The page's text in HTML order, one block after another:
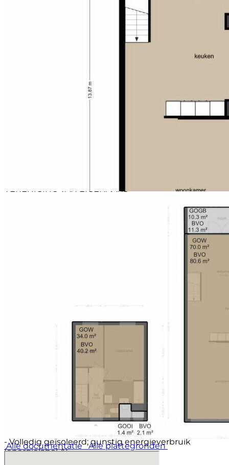
Westers, Harbour Club Oost, Lloyd Hotel, café De Zuid,
Pepe Nero en Kanis en Meiland lokken veel
bezoekers en geeft het eiland een levendig karakter.
Voor de dagelijkse boodschappen ligt winkelcentrum
Brazilië op enkele fietsminuten (met o.a. een Albert
Heijn, Jumbo, Hema, Kruidvat, Etos, Bruna, Grape
etc.) van het appartement en de warme bakker zit op
de hoek van de KNSM-LAAN. Langs ’t IJ is het
ongeveer 15 minuten fietsen om de binnenstad te
minuten fietsen. Een bushalte bevindt zich op 50m
parkeerplaatsen. Binnen de actieve VvE Diogenes
wordt op regelmatige basis vergaderd en onderhoud
verricht. Het beheer wordt verzorgd door Mijn
Huishouding. Er is een MJOP, huishoudelijk
reglement en het saldo van de reserveringen
maandelijkse servicekosten bedragen € 303,75,-. Via
De woning is gelegen op erfpachtgrond van de
voor eeuwigdurende erfpacht d.d. 2016 zijn van
toepassing. De jaarlijkse canon is afgekocht t/m 31
augustus 2042. De huidige eigenaar heeft tijdig
gebruik gemaakt van de mogelijkheid om onder
gunstige voorwaarden over te stappen naar
eeuwigdurende erfpacht; in 2024 is de akte verleden.
De jaarlijkse canon zal aan het eind van het tijdvak
(dus per 2042) ca. € 1.473,- gaan bedragen (geen
rekening gehouden met indexering.)
BIJZONDERHEDEN
- Volledig geïsoleerd; gunstig energieverbruik
(energielabel A)
Alle documentatie Alle plattegronden